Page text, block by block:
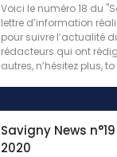
Voici le numéro 18 du
lettre d’information
pour suivre l’actualité
rédacteurs qui ont
autres, n’hésitez plus, to
Savigny News
2020